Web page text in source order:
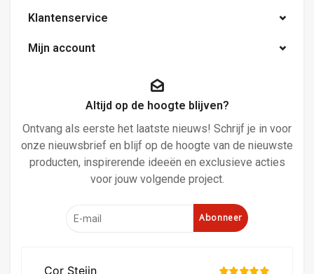
Klantenservice
Mijn account
Altijd op de hoogte blijven?
Ontvang als eerste het laatste nieuws! Schrijf je in voor
onze nieuwsbrief en blijf op de hoogte van de nieuwste
producten, inspirerende ideeën en exclusieve acties
voor jouw volgende project.
Abonneer